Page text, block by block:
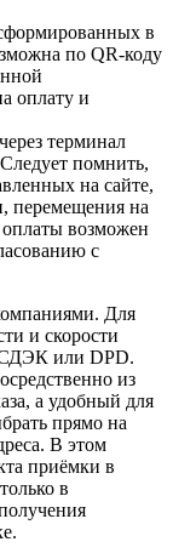
в
по QR-коду
оплату и
терминал
помнить,
на сайте,
перемещения на
оплаты возможен
с
Для
и скорости
СДЭК или DPD.
из
а удобный для
прямо на
В этом
приёмки в
в